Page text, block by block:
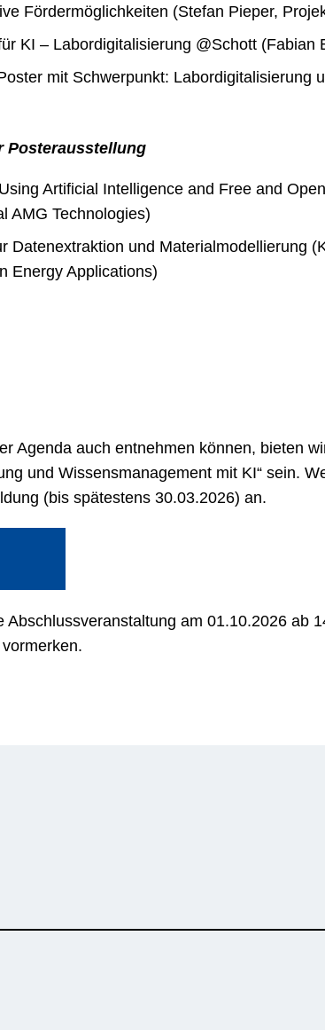
Fördermöglichkeiten (Stefan Pieper,
KI – Labordigitalisierung @Schott (Fabian
mit Schwerpunkt: Labordigitalisierung
Posterausstellung
Artificial Intelligence and Free and
AMG Technologies)
Datenextraktion und Materialmodellierung
Energy Applications)
Agenda auch entnehmen können, bieten
und Wissensmanagement mit KI“ sein.
(bis spätestens 30.03.2026) an.
Abschlussveranstaltung am 01.10.2026 ab